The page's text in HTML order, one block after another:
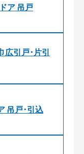
ア 吊戸
広引戸･片引
吊戸･引込